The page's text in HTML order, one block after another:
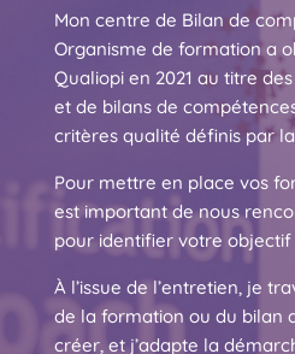
Mon centre de Bilan de
Organisme de formation a
Qualiopi en 2021 au titre
et de bilans de
critères qualité définis par
Pour mettre en place vos
est important de nous
pour identifier votre
À l’issue de l’entretien, je
de la formation ou du bilan
créer, et j’adapte la